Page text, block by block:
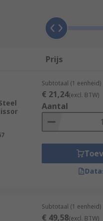
are almost impossible
blades are also thick
paper, card and
carpet and
devices, microscopy
Prijs
Subtotaal (1 eenheid)
€ 21,24(excl. BTW)
Aantal
Subtotaal (1 eenheid)
€ 49,58(excl. BTW)